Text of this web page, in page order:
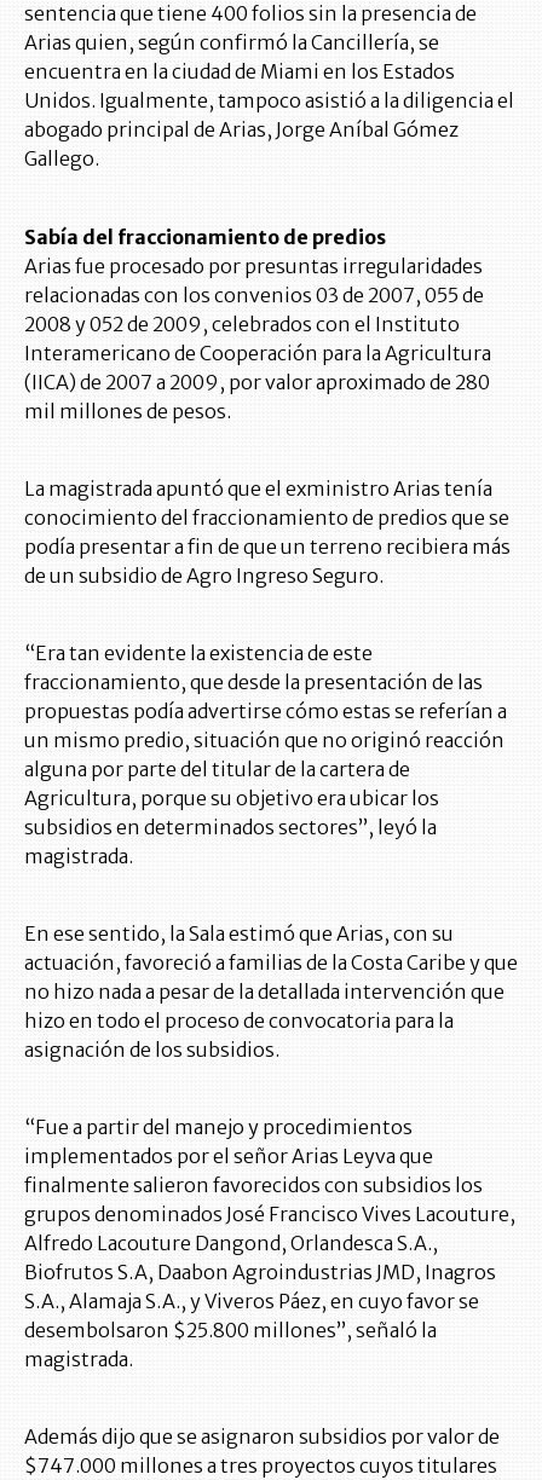
sentencia que tiene 400 folios sin la presencia de
Arias quien, según confirmó la Cancillería, se
encuentra en la ciudad de Miami en los Estados
Unidos. Igualmente, tampoco asistió a la diligencia el
abogado principal de Arias, Jorge Aníbal Gómez
Gallego.
Sabía del fraccionamiento de predios
Arias fue procesado por presuntas irregularidades
relacionadas con los convenios 03 de 2007, 055 de
2008 y 052 de 2009, celebrados con el Instituto
Interamericano de Cooperación para la Agricultura
(IICA) de 2007 a 2009, por valor aproximado de 280
mil millones de pesos.
La magistrada apuntó que el exministro Arias tenía
conocimiento del fraccionamiento de predios que se
podía presentar a fin de que un terreno recibiera más
de un subsidio de Agro Ingreso Seguro.
“Era tan evidente la existencia de este
fraccionamiento, que desde la presentación de las
propuestas podía advertirse cómo estas se referían a
un mismo predio, situación que no originó reacción
alguna por parte del titular de la cartera de
Agricultura, porque su objetivo era ubicar los
subsidios en determinados sectores”, leyó la
magistrada.
En ese sentido, la Sala estimó que Arias, con su
actuación, favoreció a familias de la Costa Caribe y que
no hizo nada a pesar de la detallada intervención que
hizo en todo el proceso de convocatoria para la
asignación de los subsidios.
“Fue a partir del manejo y procedimientos
implementados por el señor Arias Leyva que
finalmente salieron favorecidos con subsidios los
grupos denominados José Francisco Vives Lacouture,
Alfredo Lacouture Dangond, Orlandesca S.A.,
Biofrutos S.A, Daabon Agroindustrias JMD, Inagros
S.A., Alamaja S.A., y Viveros Páez, en cuyo favor se
desembolsaron $25.800 millones”, señaló la
magistrada.
Además dijo que se asignaron subsidios por valor de
$747.000 millones a tres proyectos cuyos titulares